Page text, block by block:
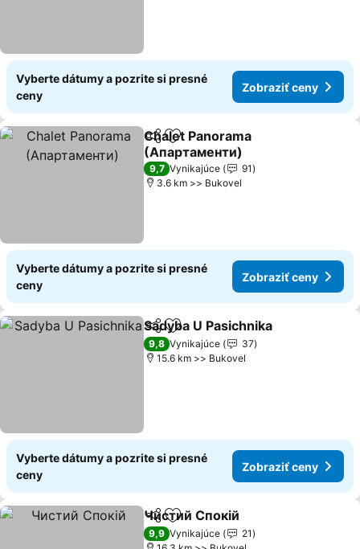
Vyberte dátumy a pozrite si presné
ceny
Zobraziť ceny
ZdieľaťPridať do obľúbených
Chalet Panorama
(Апартаменти)
Zobraziť ceny
9,7 Vynikajúce
91
3.6 km >> Bukovel
Vyberte dátumy a pozrite si presné
ceny
Zobraziť ceny
ZdieľaťPridať do obľúbených
Sadyba U Pasichnika
9,8 Vynikajúce
37
15.6 km >> Bukovel
Vyberte dátumy a pozrite si presné
ceny
Zobraziť ceny
ZdieľaťPridať do obľúbených
Чистий Спокій
9,9 Vynikajúce
21